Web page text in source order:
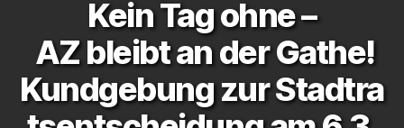
Kein Tag ohne –
AZ bleibt an der Gathe!
Kundgebung zur Stadtra